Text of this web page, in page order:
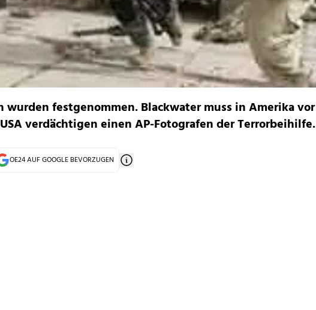
wurden festgenommen. Blackwater muss in Amerika vor
verdächtigen einen AP-Fotografen der Terrorbeihilfe.
OE24 AUF GOOGLE BEVORZUGEN